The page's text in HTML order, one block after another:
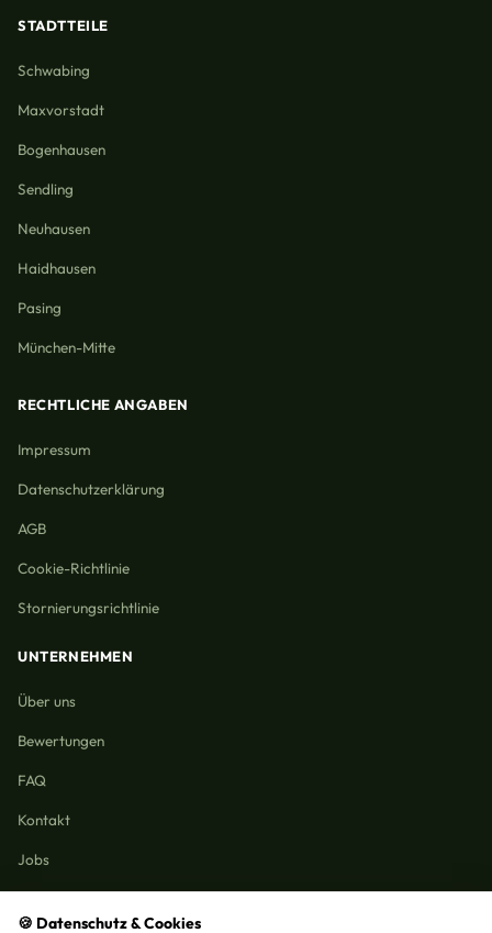
🍪 Datenschutz & Cookies
STADTTEILE
Schwabing
Maxvorstadt
Bogenhausen
Sendling
Neuhausen
Haidhausen
Pasing
München-Mitte
RECHTLICHE ANGABEN
Impressum
Datenschutzerklärung
AGB
Cookie-Richtlinie
Stornierungsrichtlinie
UNTERNEHMEN
Über uns
Bewertungen
FAQ
Kontakt
Jobs